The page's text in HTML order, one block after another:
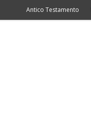
Antico Testamento